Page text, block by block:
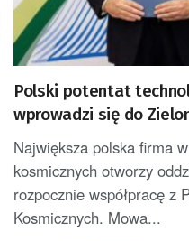
Polski potentat
wprowadzi się do
Największa polska firma
kosmicznych otworzy
rozpocznie współpracę z
Kosmicznych. Mowa...